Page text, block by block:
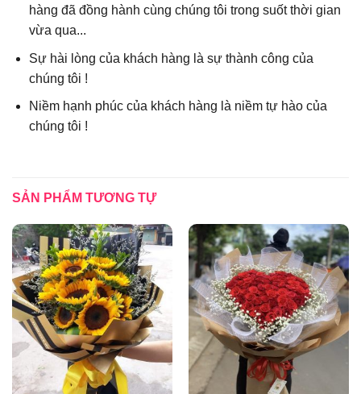
hàng đã đồng hành cùng chúng tôi trong suốt thời gian
vừa qua...
Sự hài lòng của khách hàng là sự thành công của
chúng tôi !
Niềm hạnh phúc của khách hàng là niềm tự hào của
chúng tôi !
SẢN PHẨM TƯƠNG TỰ